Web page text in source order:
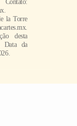
la Torre
desta
Data da